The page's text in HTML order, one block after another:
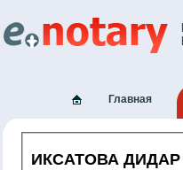
Главная
ИКСАТОВА